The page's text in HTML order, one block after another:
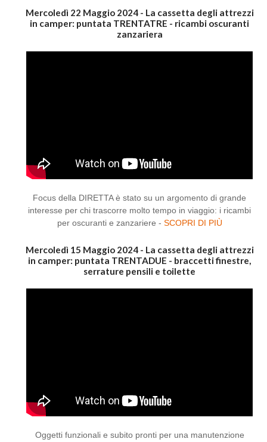
Mercoledì 22 Maggio 2024 - La cassetta degli attrezzi
in camper: puntata TRENTATRE - ricambi oscuranti
zanzariera
Focus della DIRETTA è stato su un argomento di grande
interesse per chi trascorre molto tempo in viaggio: i ricambi
per oscuranti e zanzariere - SCOPRI DI PIÙ
Mercoledì 15 Maggio 2024 - La cassetta degli attrezzi
in camper: puntata TRENTADUE - braccetti finestre,
serrature pensili e toilette
Oggetti funzionali e subito pronti per una manutenzione